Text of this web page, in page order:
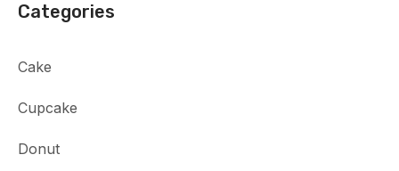
Categories
Cake
Cupcake
Donut